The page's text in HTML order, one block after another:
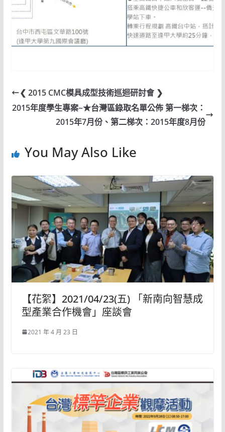
❮ 2015 CMC模具成型技術巡迴研討會 ❯
2015年度學生專案~★台灣區錄取名單公佈 第一梯次：
2015年7月份、第二梯次：2015年度8月份
You May Also Like
【花絮】2021/04/23(五) 「新南向智慧成
型產業合作機會」座談會
2021 年 4 月 23 日